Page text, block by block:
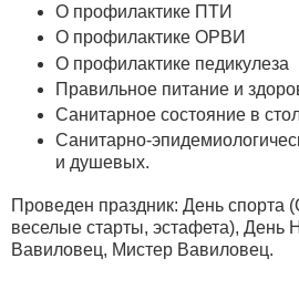
О профилактике ПТИ
О профилактике ОРВИ
О профилактике педикулеза
Правильное питание и
Санитарное состояние в
Санитарно-
и душевых.
Проведен праздник: День спорта
веселые старты, эстафета), День
Вавиловец, Мистер Вавиловец.